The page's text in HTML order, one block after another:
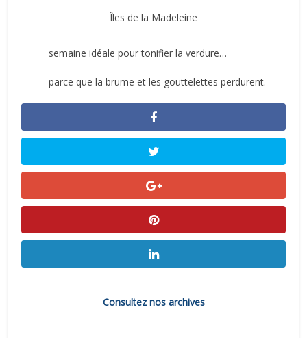
Îles de la Madeleine
semaine idéale pour tonifier la verdure…
parce que la brume et les gouttelettes perdurent.
Consultez nos archives